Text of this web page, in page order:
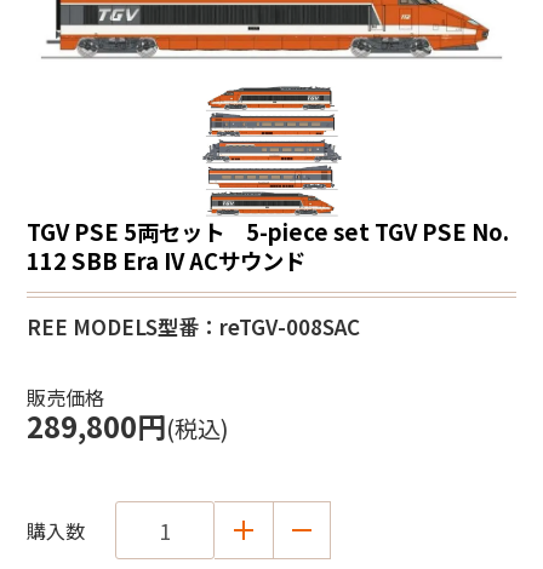
TGV PSE 5両セット 5-piece set TGV PSE No.
112 SBB Era IV ACサウンド
REE MODELS型番：reTGV-008SAC
販売価格
289,800円(税込)
購入数